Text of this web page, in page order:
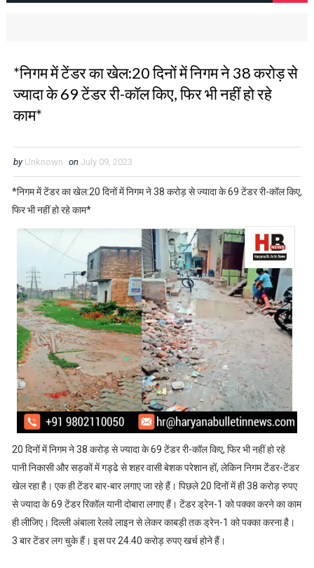
*निगम में टेंडर का खेल:20 दिनों में निगम ने 38 करोड़ से
ज्यादा के 69 टेंडर री-कॉल किए, फिर भी नहीं हो रहे
काम*
by Unknown on July 09, 2023
*निगम में टेंडर का खेल:20 दिनों में निगम ने 38 करोड़ से ज्यादा के 69 टेंडर री-कॉल किए,
फिर भी नहीं हो रहे काम*
20 दिनों में निगम ने 38 करोड़ से ज्यादा के 69 टेंडर री-कॉल किए, फिर भी नहीं हो रहे
पानी निकासी और सड़कों में गड्ढे से शहर वासी बेशक परेशान हों, लेकिन निगम टेंंडर-टेंडर
खेल रहा है। एक ही टेंडर बार-बार लगाए जा रहे हैं। पिछले 20 दिनों में ही 38 करोड़ रुपए
से ज्यादा के 69 टेंडर रिकॉल यानी दोबारा लगाए हैं। टेंडर ड्रेन-1 को पक्का करने का काम
ही लीजिए। दिल्ली अंबाला रेलवे लाइन से लेकर काबड़ी तक ड्रेन-1 को पक्का करना है।
3 बार टेंडर लग चुके हैं। इस पर 24.40 करोड़ रुपए खर्च होने हैं।